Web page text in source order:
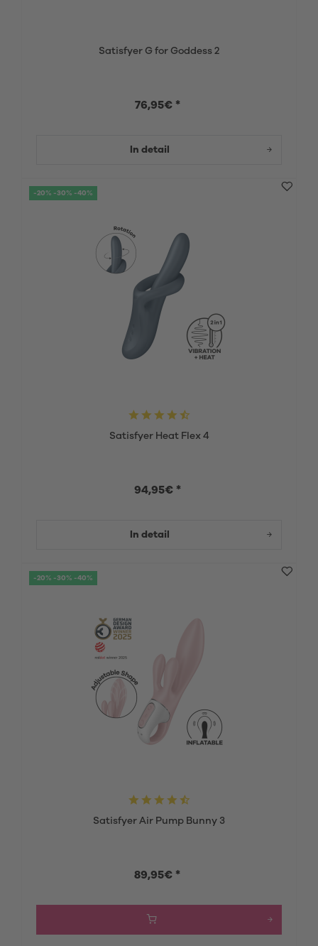
Satisfyer G for Goddess 2
76,95€ *
In detail
-20% -30% -40%
Satisfyer Heat Flex 4
94,95€ *
In detail
-20% -30% -40%
Satisfyer Air Pump Bunny 3
89,95€ *